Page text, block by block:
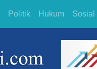
Politik Hukum Sosial